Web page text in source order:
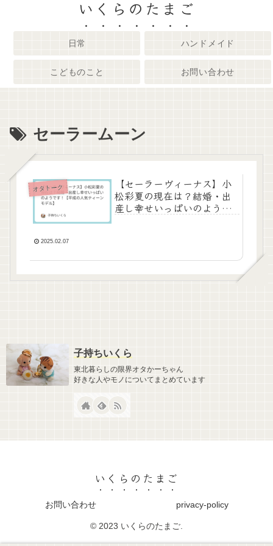
いくらのたまご
日常 ハンドメイド
こどものこと お問い合わせ
セーラームーン
オタトーク
【セーラーヴィーナス】小
松彩夏の現在は？結婚・出
産し幸せいっぱいのようで
2025.02.07
子持ちいくら
東北暮らしの限界オタかーちゃん
好きな人やモノについてまとめています
いくらのたまご
お問い合わせ privacy-policy
© 2023 いくらのたまご.